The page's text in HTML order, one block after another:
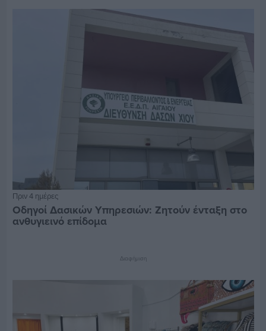
Πριν 4 ημέρες
Οδηγοί Δασικών Υπηρεσιών: Ζητούν ένταξη στο
ανθυγιεινό επίδομα
Διαφήμιση